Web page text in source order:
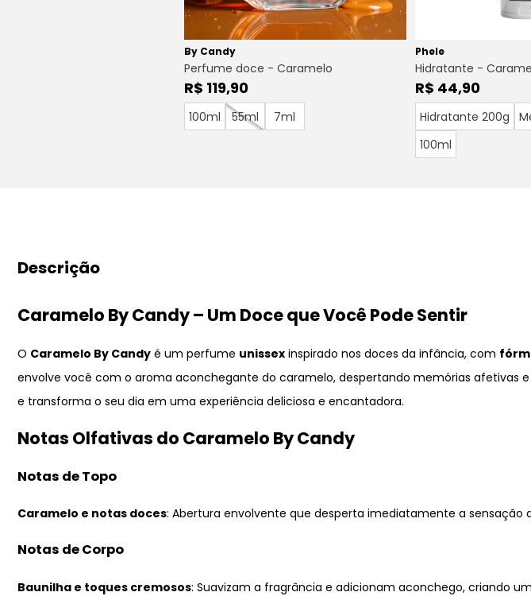
By Candy
Perfume doce - Caramelo
R$ 119,90
100ml 55ml 7ml
Phele
Hidratante -
R$ 44,90
Hidratante 200g
100ml
Descrição
Caramelo By Candy – Um Doce que Você Pode Sentir
O Caramelo By Candy é um perfume unissex inspirado nos doces da infância, com
envolve você com o aroma aconchegante do caramelo, despertando memórias afetivas
e transforma o seu dia em uma experiência deliciosa e encantadora.
Notas Olfativas do Caramelo By Candy
Notas de Topo
Caramelo e notas doces: Abertura envolvente que desperta imediatamente a sensação
Notas de Corpo
Baunilha e toques cremosos: Suavizam a fragrância e adicionam aconchego, criando